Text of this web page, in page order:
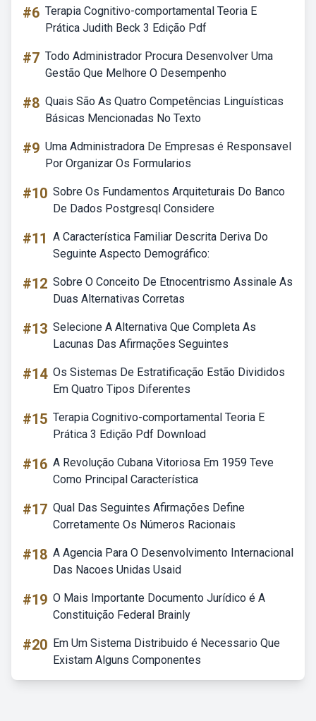
#6 Terapia Cognitivo-comportamental Teoria E
Prática Judith Beck 3 Edição Pdf
#7 Todo Administrador Procura Desenvolver Uma
Gestão Que Melhore O Desempenho
#8 Quais São As Quatro Competências Linguísticas
Básicas Mencionadas No Texto
#9 Uma Administradora De Empresas é Responsavel
Por Organizar Os Formularios
#10 Sobre Os Fundamentos Arquiteturais Do Banco
De Dados Postgresql Considere
#11 A Característica Familiar Descrita Deriva Do
Seguinte Aspecto Demográfico:
#12 Sobre O Conceito De Etnocentrismo Assinale As
Duas Alternativas Corretas
#13 Selecione A Alternativa Que Completa As
Lacunas Das Afirmações Seguintes
#14 Os Sistemas De Estratificação Estão Divididos
Em Quatro Tipos Diferentes
#15 Terapia Cognitivo-comportamental Teoria E
Prática 3 Edição Pdf Download
#16 A Revolução Cubana Vitoriosa Em 1959 Teve
Como Principal Característica
#17 Qual Das Seguintes Afirmações Define
Corretamente Os Números Racionais
#18 A Agencia Para O Desenvolvimento Internacional
Das Nacoes Unidas Usaid
#19 O Mais Importante Documento Jurídico é A
Constituição Federal Brainly
#20 Em Um Sistema Distribuido é Necessario Que
Existam Alguns Componentes